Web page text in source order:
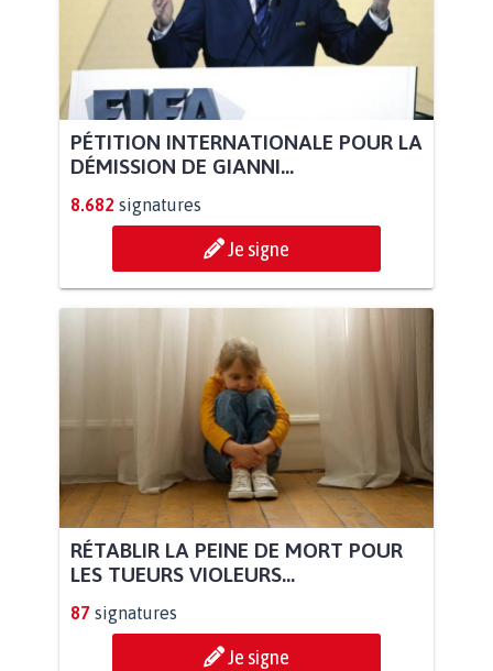
PÉTITION INTERNATIONALE POUR LA
DÉMISSION DE GIANNI...
8.682 signatures
Je signe
RÉTABLIR LA PEINE DE MORT POUR
LES TUEURS VIOLEURS...
87 signatures
Je signe